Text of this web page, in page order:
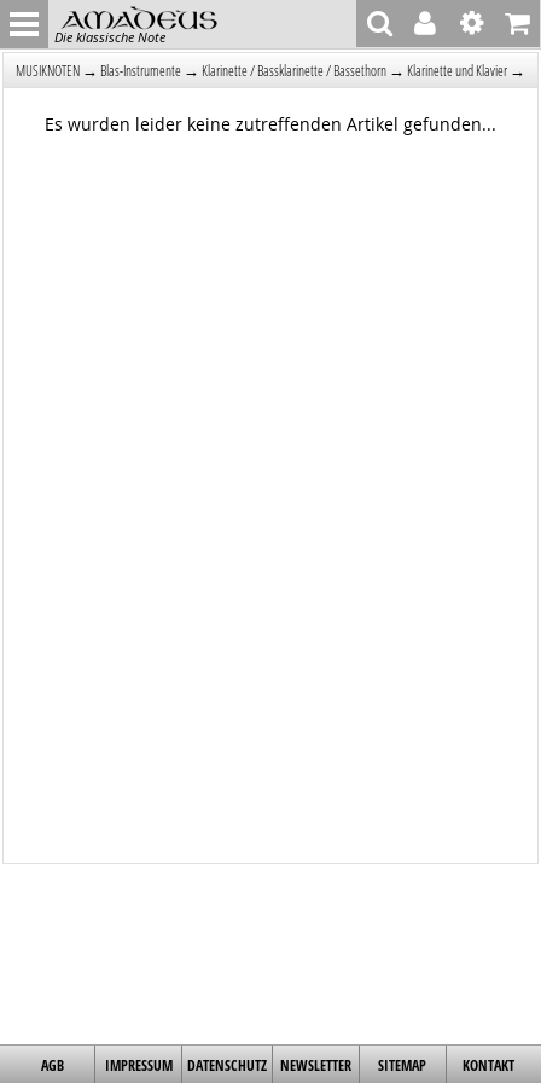
Die klassische Note
MUSIKNOTEN → Blas-Instrumente → Klarinette / Bassklarinette / Bassethorn → Klarinette und Klavier →
Es wurden leider keine zutreffenden Artikel gefunden...
AGB IMPRESSUM DATENSCHUTZ NEWSLETTER SITEMAP KONTAKT